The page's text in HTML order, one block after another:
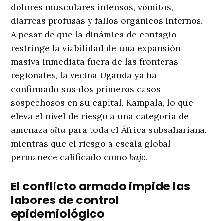
dolores musculares intensos, vómitos,
diarreas profusas y fallos orgánicos internos.
A pesar de que la dinámica de contagio
restringe la viabilidad de una expansión
masiva inmediata fuera de las fronteras
regionales, la vecina Uganda ya ha
confirmado sus dos primeros casos
sospechosos en su capital, Kampala, lo que
eleva el nivel de riesgo a una categoría de
amenazaalta para toda el África subsahariana,
mientras que el riesgo a escala global
permanece calificado comobajo.
El conflicto armado impide las
labores de control
epidemiológico